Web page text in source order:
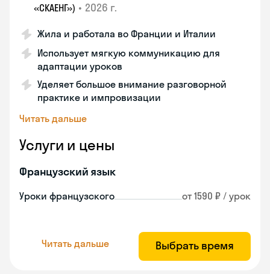
«СКАЕНГ») • 2026 г.
Жила и работала во Франции и Италии
Использует мягкую коммуникацию для
адаптации уроков
Уделяет большое внимание разговорной
практике и импровизации
Читать дальше
Услуги и цены
Французский язык
Уроки французского от 1590 ₽ / урок
Читать дальше Выбрать время